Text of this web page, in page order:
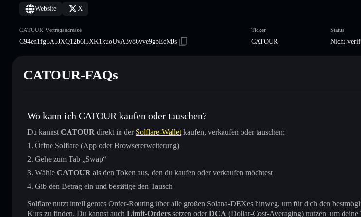
Website X
CATOUR-Vertragsadresse
C94en1fg5A5JXQ12b6i5XK1kuoUvA3v86vve9gbEcMJs
Ticker
CATOUR
Status
Nicht
CATOUR-FAQs
Wo kann ich CATOUR kaufen oder tauschen?
Du kannst CATOUR direkt in der Solflare-Wallet kaufen, verkaufen oder tauschen:
Öffne Solflare (App oder Browsererweiterung)
Gehe zum Tab „Swap“
Wähle CATOUR als den Token aus, den du kaufen oder verkaufen möchtest
Gib den Betrag ein und bestätige den Tausch
Solflare nutzt intelligentes Order-Routing über alle großen Solana-DEXes hinweg, um für dich den
Kurs zu finden. Du kannst auch Limit-Orders setzen oderDCA (Dollar-Cost-Averaging) nutzen, um deine